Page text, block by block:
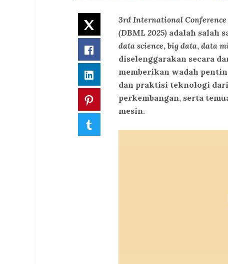
Twitter
Facebook
LinkedIn
Pinterest
3rd International
(DBML 2025)adalah salah
data science, big data, data
diselenggarakan secara
memberikan wadah
dan praktisi teknologi dari
perkembangan, serta
mesin.